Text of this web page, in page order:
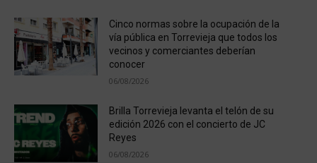
Cinco normas sobre la ocupación de la
vía pública en Torrevieja que todos los
vecinos y comerciantes deberían
conocer
06/08/2026
Brilla Torrevieja levanta el telón de su
edición 2026 con el concierto de JC
Reyes
06/08/2026